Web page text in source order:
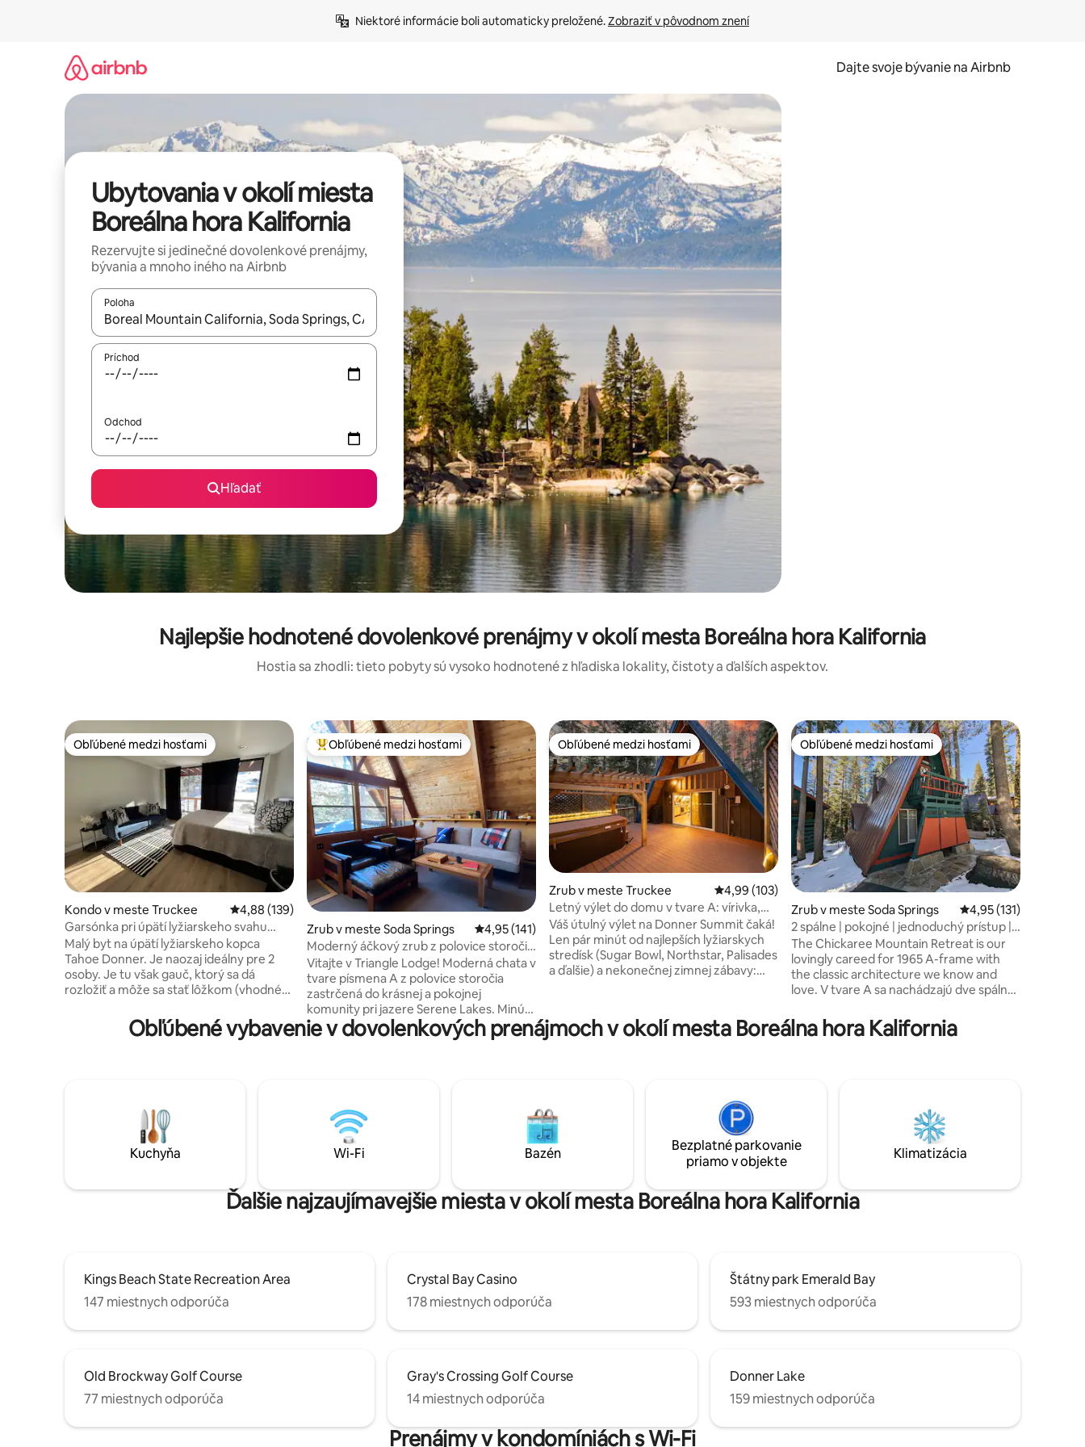
Niektoré informácie boli automaticky preložené. Zobraziť v pôvodnom znení
Dajte svoje bývanie na Airbnb
Ubytovania v okolí miesta
Boreálna hora Kalifornia
Rezervujte si jedinečné dovolenkové prenájmy,
bývania a mnoho iného na Airbnb
Poloha
Keď budú výsledky k dispozícii, môžete si ich prechádzať pomocou klávesov so šípkami nahor a nadol alebo ich preskúmať pomocou dotykových gest či potiahnutia prstom.
Príchod
Odchod
Hľadať
Najlepšie hodnotené dovolenkové prenájmy v okolí mesta Boreálna hora Kalifornia
Hostia sa zhodli: tieto pobyty sú vysoko hodnotené z hľadiska lokality, čistoty a ďalších aspektov.
Obľúbené medzi hosťami
Obľúbené medzi hosťami
Kondo v meste Truckee Priemerné ohodnotenie 4,88 z 5, počet hodnotení: 139
4,88 (139)
Garsónka pri úpätí lyžiarskeho svahu
Tahoe Donner
Malý byt na úpätí lyžiarskeho kopca
Tahoe Donner. Je naozaj ideálny pre 2
osoby. Je tu však gauč, ktorý sa dá
rozložiť a môže sa stať lôžkom (vhodné
výhľad na lyžiarsky kopec a je to úžasný
písmená a dva čierne odkladacie stolíky,
ktoré môžu slúžiť ako ďalšie miesta,
takže 4 osoby môžu sedieť pri stole.
Najobľúbenejšie medzi hosťami
Obľúbené medzi hosťami
Zrub v meste Soda Springs Priemerné ohodnotenie 4,95 z 5, počet hodnotení: 141
4,95 (141)
Moderný áčkový zrub z polovice storočia
pri jazere
Vitajte v Triangle Lodge! Moderná chata v
tvare písmena A z polovice storočia
zastrčená do krásnej a pokojnej
komunity pri jazere Serene Lakes. Minúty
od niekoľkých lyžiarskych stredísk
vrátane Sugar Bowl, Boreal, Soda Springs
ideálnym miestom na oddych po dni
spoznávania tejto úžasnej oblasti. Tento
útulný zrub je ideálny pre rodiny a páry
(dokonca aj vaši chlpatí priatelia!)
Obľúbené medzi hosťami
Obľúbené medzi hosťami
Zrub v meste Truckee Priemerné ohodnotenie 4,99 z 5, počet hodnotení: 103
4,99 (103)
Letný výlet do domu v tvare A: vírivka,
terasa, turistické trasy, jazero
Váš útulný výlet na Donner Summit čaká!
Len pár minút od najlepších lyžiarskych
stredísk (Sugar Bowl, Northstar, Palisades
a ďalšie) a nekonečnej zimnej zábavy:
Namočte sa do vírivky pod hviezdami, •
Varte v plne vybavenej kuchyni + užite si
vybavenie, Váš dokonalý zimný výlet je
tu. Pozrite si ponuku!
Obľúbené medzi hosťami
Obľúbené medzi hosťami
Zrub v meste Soda Springs Priemerné
4,95 (131)
2 spálne | pokojné | jednoduchý prístup |
vhodné pre psov
The Chickaree Mountain Retreat is our
lovingly careed for 1965 A-frame with
the classic architecture we know and
love. V tvare A sa nachádzajú dve spálne
pohodlnú obývaciu izbu ohrievanú
príjemným plynovým krbom. Vytvorte si
piatimi lyžiarskymi strediskami v krátkej
dojazdovej vzdialenosti vás CMR pripraví
na dobrodružný výlet do Sierra!
Obľúbené vybavenie v dovolenkových prenájmoch v okolí mesta Boreálna hora Kalifornia
Kuchyňa Wi-Fi Bazén
Bezplatné parkovanie
priamo v objekte
Klimatizácia
Ďalšie najzaujímavejšie miesta v okolí mesta Boreálna hora Kalifornia
Kings Beach State Recreation Area
147 miestnych odporúča
Crystal Bay Casino
178 miestnych odporúča
Štátny park Emerald Bay
593 miestnych odporúča
Old Brockway Golf Course
77 miestnych odporúča
Gray's Crossing Golf Course
14 miestnych odporúča
Donner Lake
159 miestnych odporúča
Prenájmy v kondomíniách s Wi-Fi